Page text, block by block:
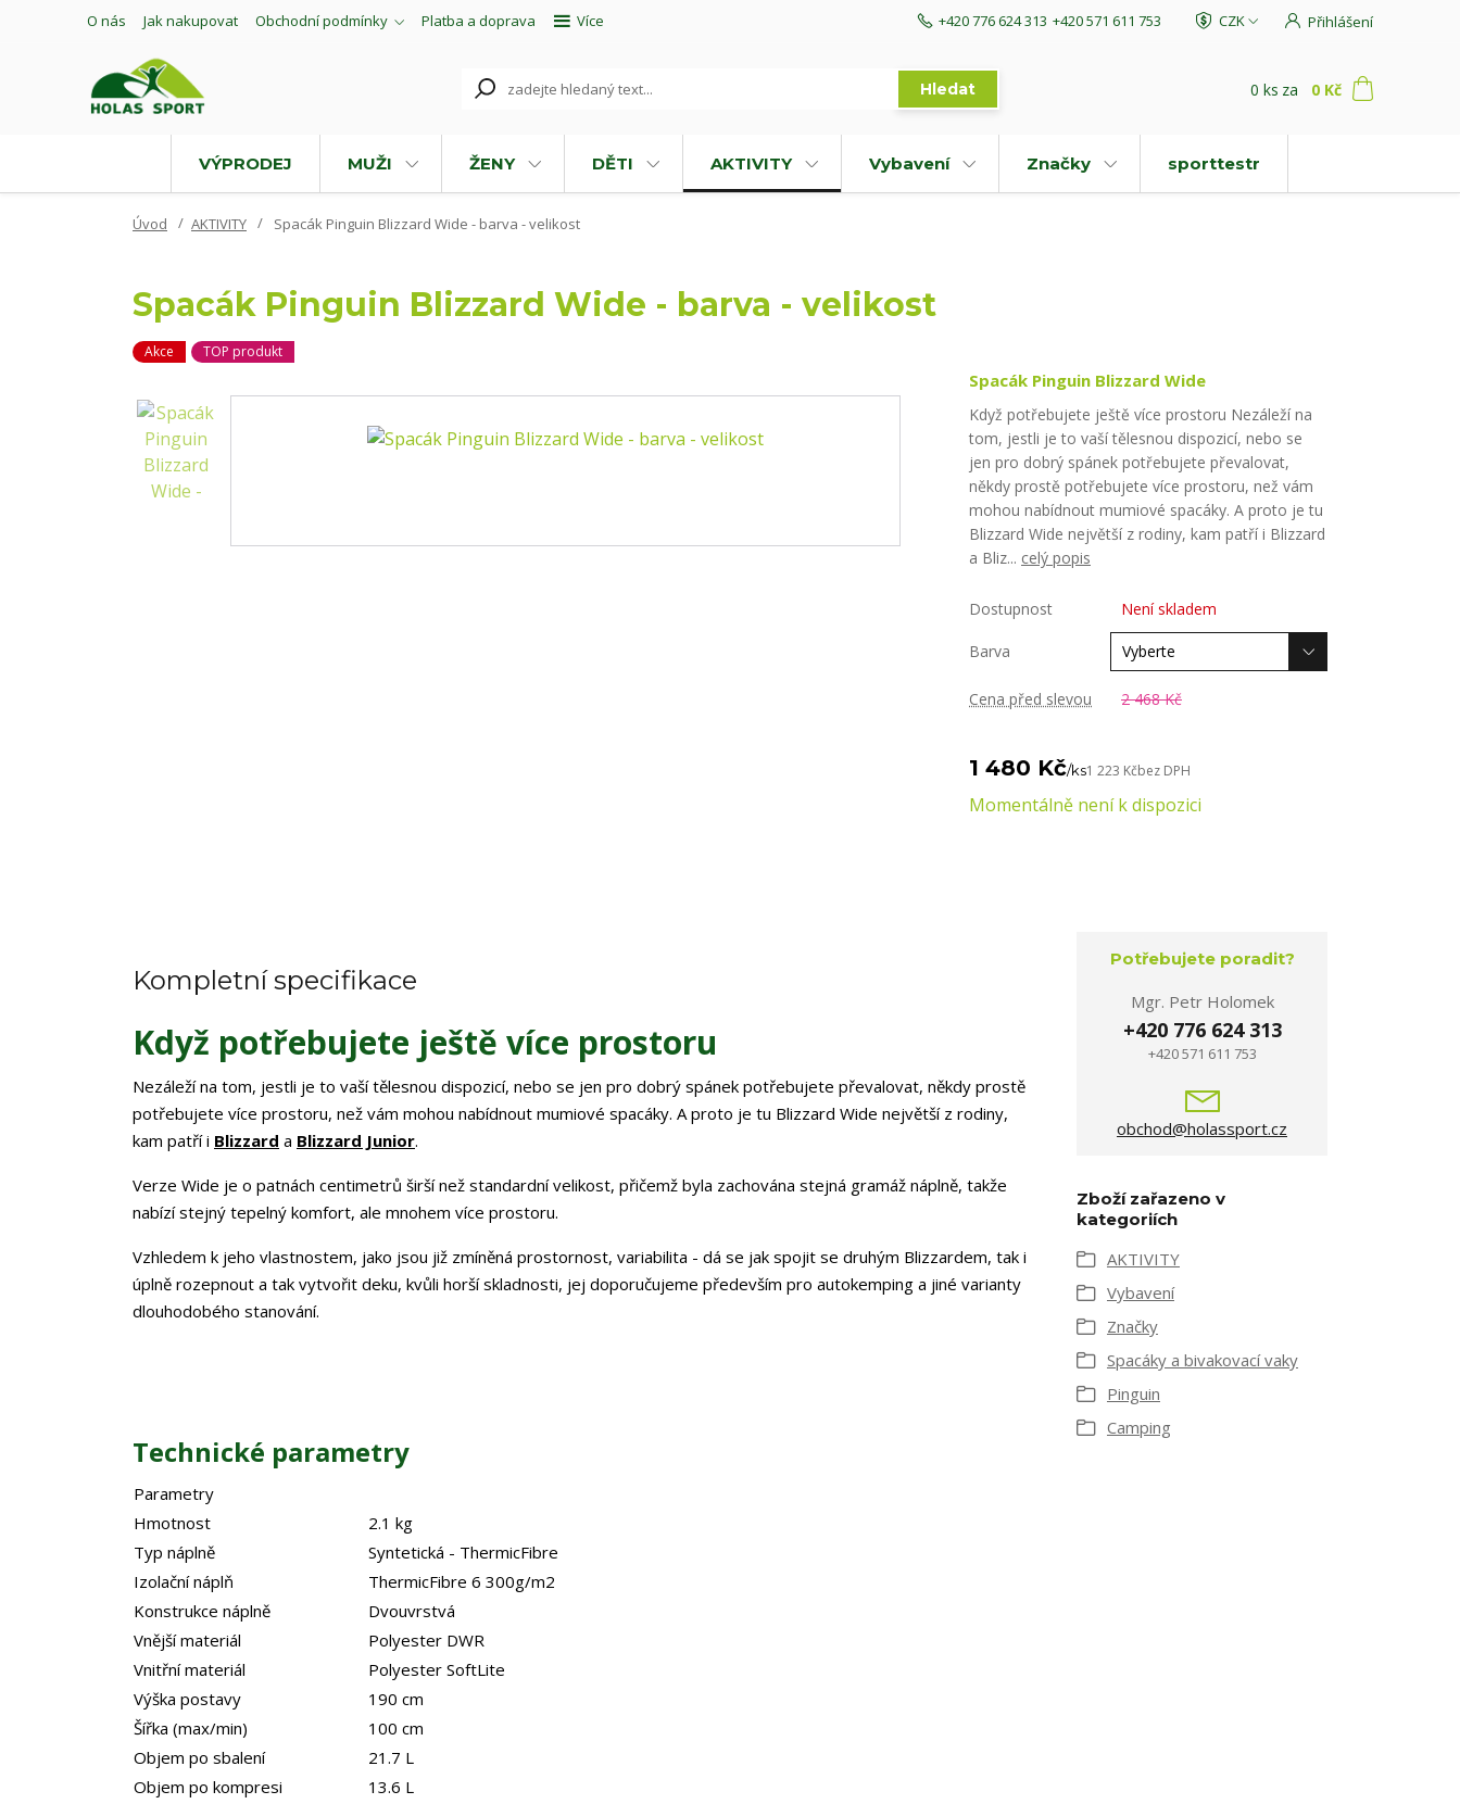
O nás Jak nakupovat Obchodní podmínky Platba a doprava Více CZK Přihlášení
Hledat
+420 776 624 313 +420 571 611 753
0 ks za 0 Kč
VÝPRODEJ MUŽI ŽENY DĚTI AKTIVITY Vybavení Značky sporttestr
Úvod AKTIVITY Spacák Pinguin Blizzard Wide - barva - velikost
Spacák Pinguin Blizzard Wide - barva - velikost
Akce TOP produkt
Spacák Pinguin Blizzard Wide
Když potřebujete ještě více prostoru Nezáleží na
tom, jestli je to vaší tělesnou dispozicí, nebo se
jen pro dobrý spánek potřebujete převalovat,
někdy prostě potřebujete více prostoru, než vám
mohou nabídnout mumiové spacáky. A proto je tu
Blizzard Wide největší z rodiny, kam patří i Blizzard
a Bliz... celý popis
Dostupnost Není skladem
Barva
Cena před slevou 2 468 Kč
1 480 Kč/ks1 223 Kčbez DPH
Momentálně není k dispozici
Kompletní specifikace
Když potřebujete ještě více prostoru
Nezáleží na tom, jestli je to vaší tělesnou dispozicí, nebo se jen pro dobrý spánek potřebujete převalovat, někdy prostě
potřebujete více prostoru, než vám mohou nabídnout mumiové spacáky. A proto je tu Blizzard Wide největší z rodiny,
kam patří i Blizzard a Blizzard Junior.
Verze Wide je o patnách centimetrů širší než standardní velikost, přičemž byla zachována stejná gramáž náplně, takže
nabízí stejný tepelný komfort, ale mnohem více prostoru.
Vzhledem k jeho vlastnostem, jako jsou již zmíněná prostornost, variabilita - dá se jak spojit se druhým Blizzardem, tak i
úplně rozepnout a tak vytvořit deku, kvůli horší skladnosti, jej doporučujeme především pro autokemping a jiné varianty
dlouhodobého stanování.
Technické parametry
Parametry
Hmotnost
2.1 kg
Typ náplně
Syntetická - ThermicFibre
Izolační náplň
ThermicFibre 6 300g/m2
Konstrukce náplně
Dvouvrstvá
Vnější materiál
Polyester DWR
Vnitřní materiál
Polyester SoftLite
Výška postavy
190 cm
Šířka (max/min)
100 cm
Objem po sbalení
21.7 L
Objem po kompresi
13.6 L
Potřebujete poradit?
Mgr. Petr Holomek
+420 776 624 313
+420 571 611 753
obchod@holassport.cz
Zboží zařazeno v
kategoriích
AKTIVITY
Vybavení
Značky
Spacáky a bivakovací vaky
Pinguin
Camping